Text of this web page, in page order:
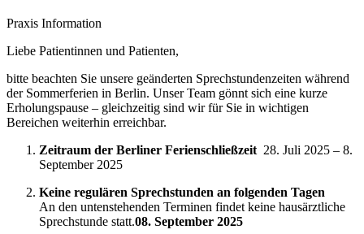
Praxis Information
Liebe Patientinnen und Patienten,
bitte beachten Sie unsere geänderten Sprechstundenzeiten während
der Sommerferien in Berlin. Unser Team gönnt sich eine kurze
Erholungspause – gleichzeitig sind wir für Sie in wichtigen
Bereichen weiterhin erreichbar.
Zeitraum der Berliner Ferien­schließzeit 28. Juli 2025 – 8.
September 2025
Keine regulären Sprechstunden an folgenden Tagen
An den untenstehenden Terminen findet keine hausärztliche
Sprechstunde statt.08. September 2025